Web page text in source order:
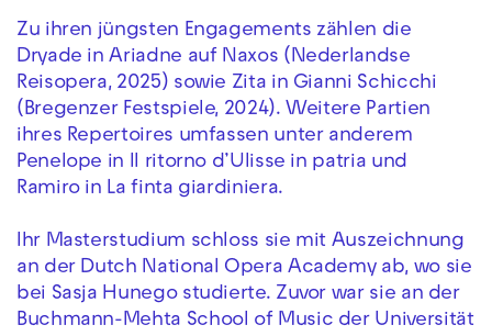
Zu ihren jüngsten Engagements zählen die
Dryade in Ariadne auf Naxos (Nederlandse
Reisopera, 2025) sowie Zita in Gianni Schicchi
(Bregenzer Festspiele, 2024). Weitere Partien
ihres Repertoires umfassen unter anderem
Penelope in Il ritorno d’Ulisse in patria und
Ramiro in La finta giardiniera.
Ihr Masterstudium schloss sie mit Auszeichnung
an der Dutch National Opera Academy ab, wo sie
bei Sasja Hunego studierte. Zuvor war sie an der
Buchmann-Mehta School of Music der Universität